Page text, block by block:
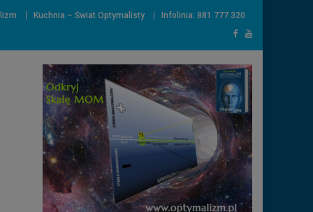
Kuchnia – Świat Optymalisty Infolinia: 881 777 320